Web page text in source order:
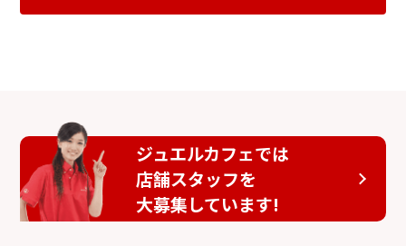
ジュエルカフェでは
店舗スタッフを
大募集しています!